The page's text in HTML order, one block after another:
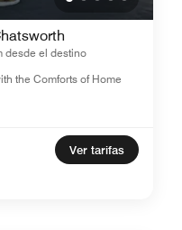
desde el destino
the Comforts of Home
Ver tarifas